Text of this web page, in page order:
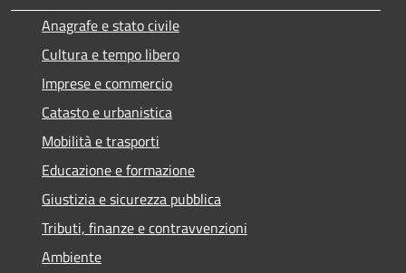
Anagrafe e stato civile
Cultura e tempo libero
Imprese e commercio
Catasto e urbanistica
Mobilità e trasporti
Educazione e formazione
Giustizia e sicurezza pubblica
Tributi, finanze e contravvenzioni
Ambiente